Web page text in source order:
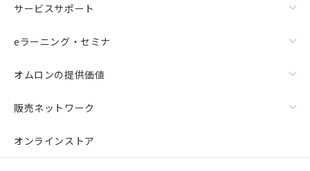
サービスサポート
eラーニング・セミナ
オムロンの提供価値
販売ネットワーク
オンラインストア